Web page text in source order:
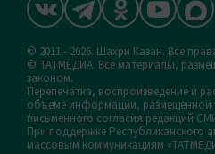
© 2011 - 2026. Шахри Казан. Все
© ТАТМЕДИА. Все материалы,
законом.
Перепечатка, воспроизведение и
объеме информации, размещенной
письменного согласия редакций
При поддержке Республиканского
массовым коммуникациям